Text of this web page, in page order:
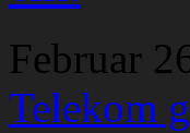
Februar
Telekom